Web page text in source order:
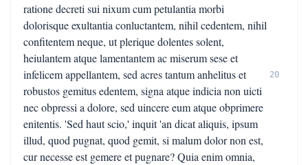
ratione decreti sui nixum cum petulantia morbi
dolorisque exultantia conluctantem, nihil cedentem, nihil
confitentem neque, ut plerique dolentes solent,
heiulantem atque lamentantem ac miserum sese et
infelicem appellantem, sed acres tantum anhelitus et
robustos gemitus edentem, signa atque indicia non uicti
nec obpressi a dolore, sed uincere eum atque obprimere
enitentis. 'Sed haut scio,' inquit 'an dicat aliquis, ipsum
illud, quod pugnat, quod gemit, si malum dolor non est,
cur necesse est gemere et pugnare? Quia enim omnia,
20